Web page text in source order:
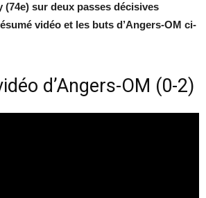
(74e) sur deux passes décisives
vidéo et les buts d’Angers-OM ci-
d’Angers-OM (0-2)